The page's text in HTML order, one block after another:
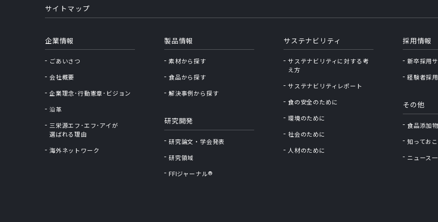
サイトマップ
企業情報
ごあいさつ
会社概要
企業理念･行動憲章･ビジョン
沿革
三栄源エフ･エフ･アイが
選ばれる理由
海外ネットワーク
製品情報
素材から探す
食品から探す
解決事例から探す
研究開発
研究論文・学会発表
研究領域
FFIジャーナル®
サステナビリティ
サステナビリティに対する考
え⽅
サステナビリティレポート
食の安全のために
環境のために
社会のために
人材のために
採用情報
新卒採用
経験者採
その他
食品添加
知ってお
ニュース